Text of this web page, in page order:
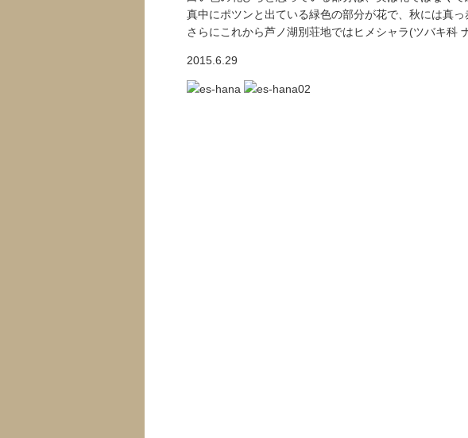
真中にポツンと出ている緑色の部分が花で、秋には真
さらにこれから芦ノ湖別荘地ではヒメシャラ(ツバキ科
2015.6.29